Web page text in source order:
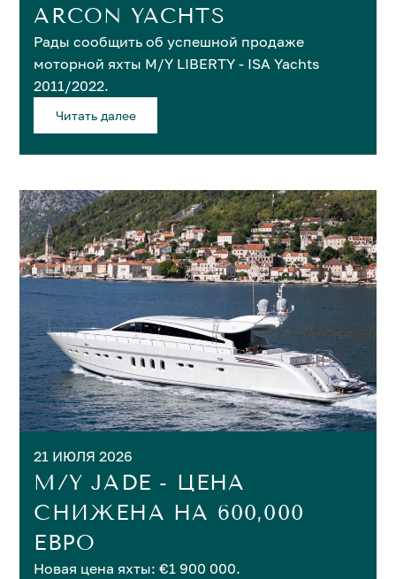
ARCON YACHTS
Рады сообщить об успешной продаже
моторной яхты M/Y LIBERTY - ISA Yachts
2011/2022.
Читать далее
21 ИЮЛЯ 2026
M/Y JADE - ЦЕНА
СНИЖЕНА НА 600,000
ЕВРО
Новая цена яхты: €1 900 000.